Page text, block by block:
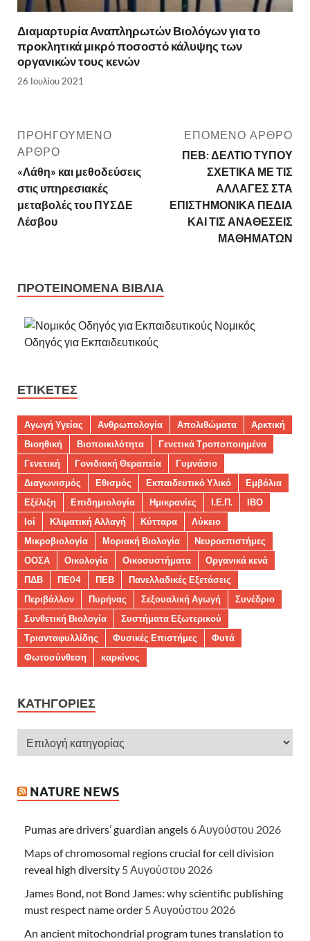
Διαμαρτυρία Αναπληρωτών Βιολόγων για το
προκλητικά μικρό ποσοστό κάλυψης των
οργανικών τους κενών
26 Ιουλίου 2021
ΠΡΟΗΓΟΎΜΕΝΟ
ΆΡΘΡΟ
«Λάθη» και μεθοδεύσεις
στις υπηρεσιακές
μεταβολές του ΠΥΣΔΕ
Λέσβου
ΕΠΌΜΕΝΟ ΆΡΘΡΟ
ΠΕΒ: ΔΕΛΤΙΟ ΤΥΠΟΥ
ΣΧΕΤΙΚΑ ΜΕ ΤΙΣ
ΑΛΛΑΓΕΣ ΣΤΑ
ΕΠΙΣΤΗΜΟΝΙΚΑ ΠΕΔΙΑ
ΚΑΙ ΤΙΣ ΑΝΑΘΕΣΕΙΣ
ΜΑΘΗΜΑΤΩΝ
ΠΡΟΤΕΙΝΌΜΕΝΑ ΒΙΒΛΊΑ
Νομικός
Οδηγός για Εκπαιδευτικούς
ΕΤΙΚΈΤΕΣ
Αγωγή Υγείας Ανθρωπολογία Απολιθώματα
Αρκτική
Βιοηθική
Βιοποικιλότητα
Γενετικά Τροποποιημένα
Γενετική
Γονιδιακή Θεραπεία
Γυμνάσιο
Διαγωνισμός
Εθισμός Εκπαιδευτικό Υλικό
Εμβόλια
Εξέλιξη
Επιδημιολογία Ημικρανίες Ι.Ε.Π.
ΙΒΟ
Ιοί
Κλιματική Αλλαγή Κύτταρα
Λύκειο
Μικροβιολογία
Μοριακή Βιολογία
Νευροεπιστήμες
ΟΟΣΑ
Οικολογία Οικοσυστήματα
Οργανικά κενά
ΠΔΒ
ΠΕ04 ΠΕΒ
Πανελλαδικές Εξετάσεις
Περιβάλλον
Πυρήνας Σεξουαλική Αγωγή
Συνέδριο
Συνθετική Βιολογία
Συστήματα Εξωτερικού
Τριανταφυλλίδης
Φυσικές Επιστήμες
Φυτά
Φωτοσύνθεση
καρκίνος
KΑΤΗΓΟΡΊΕΣ
NATURE NEWS
Pumas are drivers’ guardian angels 6 Αυγούστου 2026
Maps of chromosomal regions crucial for cell division
reveal high diversity 5 Αυγούστου 2026
James Bond, not Bond James: why scientific publishing
must respect name order 5 Αυγούστου 2026
An ancient mitochondrial program tunes translation to